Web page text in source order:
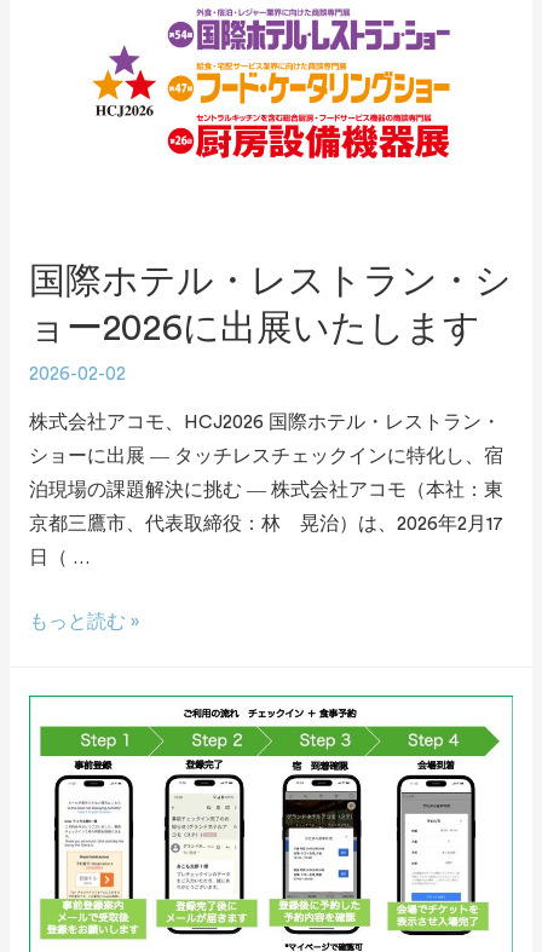
国際ホテル・レストラン・シ
ョー2026に出展いたします
2026-02-02
株式会社アコモ、HCJ2026 国際ホテル・レストラン・
ショーに出展 ― タッチレスチェックインに特化し、宿
泊現場の課題解決に挑む ― 株式会社アコモ（本社：東
京都三鷹市、代表取締役：林 晃治）は、2026年2月17
日（ …
もっと読む »